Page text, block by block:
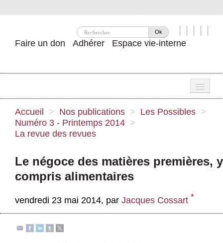
Ok
Faire un don Adhérer Espace vie-interne
Attac ?
Se mobiliser
Actus et médias
Accueil > Nos publications > Les Possibles >
Numéro 3 - Printemps 2014 >
La revue des revues
Le négoce des matières premières, y
compris alimentaires
vendredi 23 mai 2014, par Jacques Cossart *